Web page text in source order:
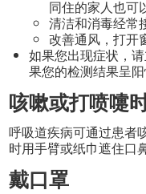
同住的家人也可
清洁和消毒经常
改善通风，打开
如果您出现症状，
果您的检测结果呈
咳嗽或打喷嚏
呼吸道疾病可通过患者
时用手臂或纸巾遮住口
戴口罩